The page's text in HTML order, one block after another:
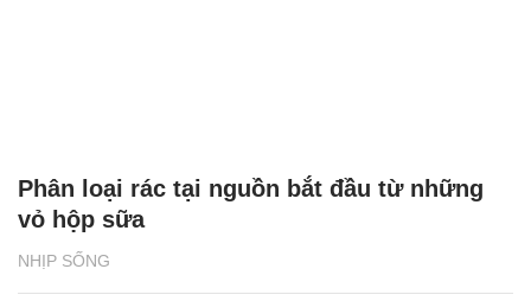
NHỊP SỐNG
Phân loại rác tại nguồn bắt đầu từ những
vỏ hộp sữa